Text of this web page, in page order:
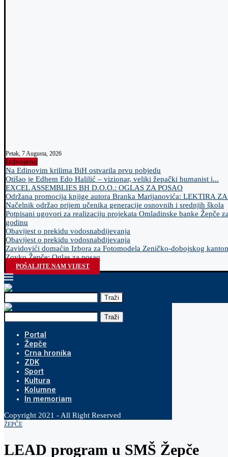
Petak, 7 Augusta, 2026
Izdvojeno
Na Edinovim krilima BiH ostvarila prvu pobjedu
Otišao je Edhem Edo Halilić – vizionar, veliki žepački humanist i...
EXCEL ASSEMBLIES BH D.O.O.: OGLAS ZA POSAO
Održana promocija knjige autora Branka Marijanovića: LEKTIRA
Načelnik održao prijem učenika generacije osnovnih i srednjih škola
Potpisani ugovori za realizaciju projekata Omladinske banke Žepče
godinu
Obavijest o prekidu vodosnabdijevanja
Obavijest o prekidu vodosnabdijevanja
Zavidovići domaćin Izbora za Fotomodela Zeničko-dobojskog
Zovko Žepče: Oglas za posao
POŠALJITE NAM VIJEST
Traži
Traži
Portal
Žepče
Crna hronika
ZDK
Sport
Kultura
Kolumne
In memoriam
Copyright 2021 - All Right Reserved
ŽEPČE
LEAD program u SMŠ Žepče